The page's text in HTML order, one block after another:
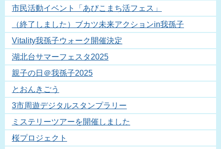
市民活動イベント「あびこまち活フェス」
（終了しました）ブカツ未来アクションin我孫子
Vitality我孫子ウォーク開催決定
湖北台サマーフェスタ2025
親子の日＠我孫子2025
とおんきごう
3市周遊デジタルスタンプラリー
ミステリーツアーを開催しました
桜プロジェクト